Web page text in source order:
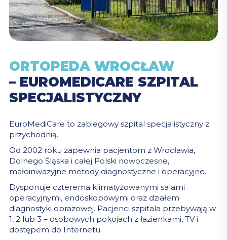
ORTOPEDA WROCŁAW
– EUROMEDICARE SZPITAL
SPECJALISTYCZNY
EuroMediCare to zabiegowy szpital specjalistyczny z
przychodnią.
Od 2002 roku zapewnia pacjentom z Wrocławia,
Dolnego Śląska i całej Polski nowoczesne,
małoinwazyjne metody diagnostyczne i operacyjne.
Dysponuje czterema klimatyzowanymi salami
operacyjnymi, endoskopowymi oraz działem
diagnostyki obrazowej. Pacjenci szpitala przebywają w
1, 2 lub 3 – osobowych pokojach z łazienkami, TV i
dostępem do Internetu.